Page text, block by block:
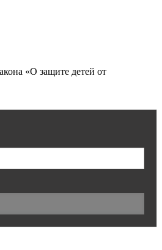
«О защите детей от